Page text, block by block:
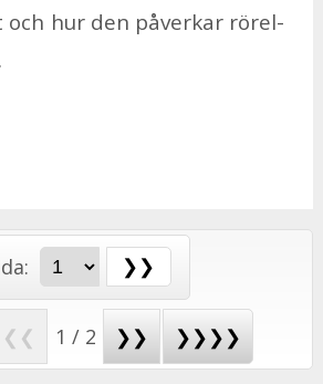
och hur den på­ver­kar rö­rel­
❮❮ 1 / 2 ❯❯ ❯❯❯❯